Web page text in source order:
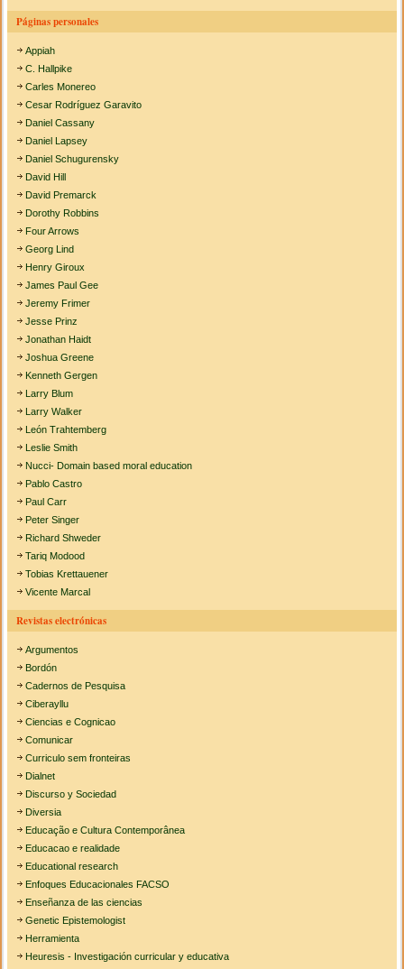
Páginas personales
Appiah
C. Hallpike
Carles Monereo
Cesar Rodríguez Garavito
Daniel Cassany
Daniel Lapsey
Daniel Schugurensky
David Hill
David Premarck
Dorothy Robbins
Four Arrows
Georg Lind
Henry Giroux
James Paul Gee
Jeremy Frimer
Jesse Prinz
Jonathan Haidt
Joshua Greene
Kenneth Gergen
Larry Blum
Larry Walker
León Trahtemberg
Leslie Smith
Nucci- Domain based moral education
Pablo Castro
Paul Carr
Peter Singer
Richard Shweder
Tariq Modood
Tobias Krettauener
Vicente Marcal
Revistas electrónicas
Argumentos
Bordón
Cadernos de Pesquisa
Ciberayllu
Ciencias e Cognicao
Comunicar
Curriculo sem fronteiras
Dialnet
Discurso y Sociedad
Diversia
Educação e Cultura Contemporânea
Educacao e realidade
Educational research
Enfoques Educacionales FACSO
Enseñanza de las ciencias
Genetic Epistemologist
Herramienta
Heuresis - Investigación curricular y educativa